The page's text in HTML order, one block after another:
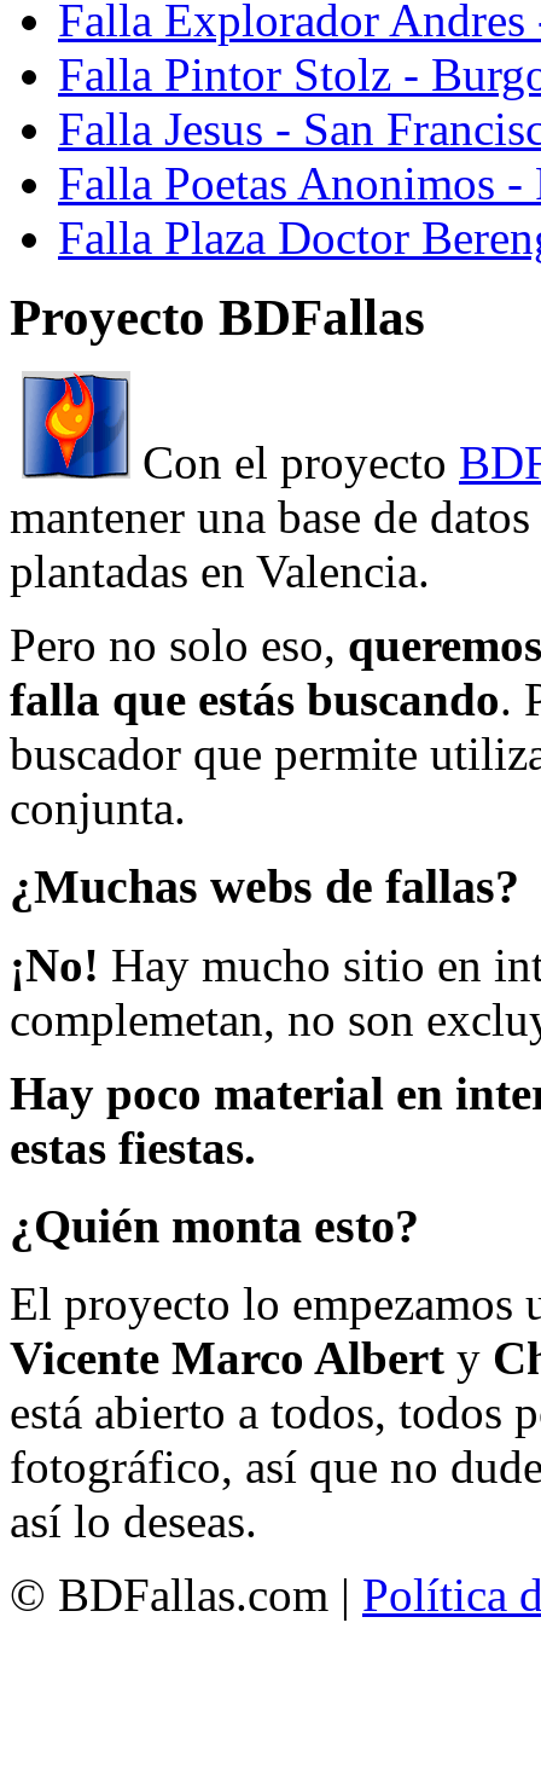
Falla Explorador Andres
Falla Pintor Stolz -
Falla Jesus - San
Falla Poetas Anonimos
Falla Plaza Doctor
Proyecto BDFallas
Con el proyecto
mantener una base de
plantadas en Valencia.
Pero no solo eso,
falla que estás buscando.
buscador que permite
conjunta.
¿Muchas webs de fallas?
¡No! Hay mucho sitio en
complemetan, no son
Hay poco material en
estas fiestas.
¿Quién monta esto?
El proyecto lo empezamos
Vicente Marco Albert y
está abierto a todos, todos
fotográfico, así que no
así lo deseas.
© BDFallas.com | Política